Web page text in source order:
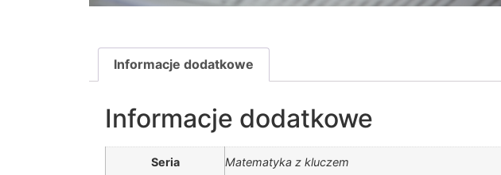
Informacje dodatkowe
Informacje dodatkowe
Seria Matematyka z kluczem